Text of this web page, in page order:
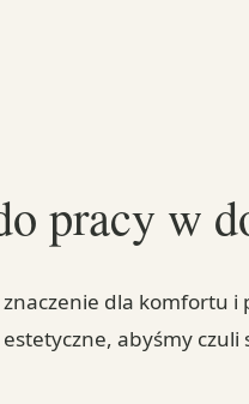
pracy w
dla komfortu i
abyśmy